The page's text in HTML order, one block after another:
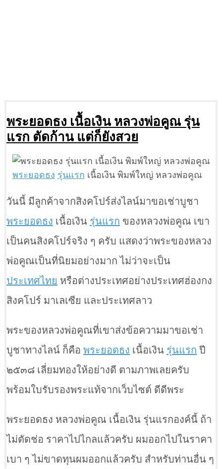
พระยอดธง เนื้อเงิน หลวงพ่อคูณ รุ่น
แรก ตัดก้าน แต่ก็ยังสวย
พระยอดธง รุ่นแรก เนื้อเงิน พิมพ์ใหญ่ หลวงพ่อคูณ
วันนี้ มีลูกค้าจากสิงคโปร์ส่งไลน์มาขอเช่าบูชา
พระยอดธง เนื้อเงิน รุ่นแรก ของหลวงพ่อคูณ เขา
เป็นคนสิงคโปร์จริง ๆ ครับ แสดงว่าพระของหลวง
พ่อคูณเป็นที่นิยมอย่างมาก ไม่ว่าจะเป็น
ประเทศไทย หรือต่างประเทศอย่างประเทศฮ่องกง
สิงคโปร์ มาเลเซีย และประเทศลาว
พระของหลวงพ่อคูณที่เขาส่งข้อความมาขอเช่า
บูชาทางไลน์ ก็คือ พระยอดธง เนื้อเงิน รุ่นแรก ปี
๒๕๓๘ เลี่ยมทองให้อย่างดี ตามภาพเลยครับ
พร้อมใบรับรองพระแท้จากเว็บไซต์ ดีดีพระ
พระยอดธง หลวงพ่อคูณ เนื้อเงิน รุ่นแรกองค์นี้ ถ้า
ไม่ตัดช่อ ราคาไปไกลแล้วครับ ผมออกไปในราคา
เบา ๆ ไม่ขาดทุนผมออกแล้วครับ สำหรับท่านอื่น ๆ